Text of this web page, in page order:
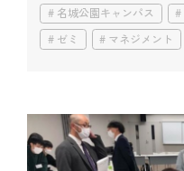
名城公園キャンパス
ゼミ
マネジメント